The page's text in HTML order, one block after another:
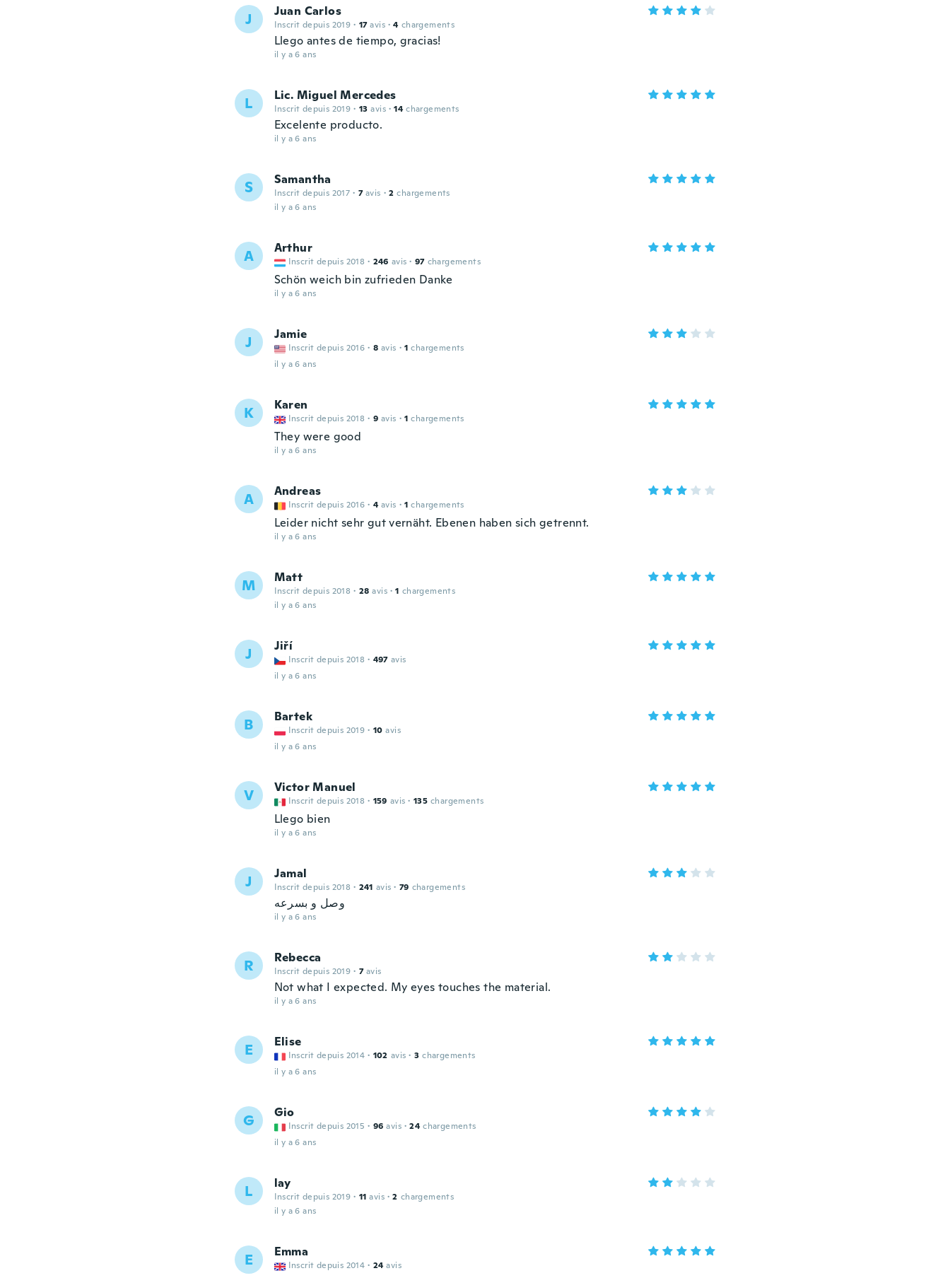
J Juan Carlos
Inscrit depuis 2019 · 17 avis · 4 chargements
Llego antes de tiempo, gracias!
il y a 6 ans
L Lic. Miguel Mercedes
Inscrit depuis 2019 · 13 avis · 14 chargements
Excelente producto.
il y a 6 ans
S Samantha
Inscrit depuis 2017 · 7 avis · 2 chargements
il y a 6 ans
A Arthur
Inscrit depuis 2018 · 246 avis · 97 chargements
Schön weich bin zufrieden Danke
il y a 6 ans
J Jamie
Inscrit depuis 2016 · 8 avis · 1 chargements
il y a 6 ans
K Karen
Inscrit depuis 2018 · 9 avis · 1 chargements
They were good
il y a 6 ans
A Andreas
Inscrit depuis 2016 · 4 avis · 1 chargements
Leider nicht sehr gut vernäht. Ebenen haben sich getrennt.
il y a 6 ans
M Matt
Inscrit depuis 2018 · 28 avis · 1 chargements
il y a 6 ans
J Jiří
Inscrit depuis 2018 · 497 avis
il y a 6 ans
B Bartek
Inscrit depuis 2019 · 10 avis
il y a 6 ans
V Victor Manuel
Inscrit depuis 2018 · 159 avis · 135 chargements
Llego bien
il y a 6 ans
J Jamal
Inscrit depuis 2018 · 241 avis · 79 chargements
وصل و بسرعه
il y a 6 ans
R Rebecca
Inscrit depuis 2019 · 7 avis
Not what I expected. My eyes touches the material.
il y a 6 ans
E Elise
Inscrit depuis 2014 · 102 avis · 3 chargements
il y a 6 ans
G Gio
Inscrit depuis 2015 · 96 avis · 24 chargements
il y a 6 ans
L lay
Inscrit depuis 2019 · 11 avis · 2 chargements
il y a 6 ans
E Emma
Inscrit depuis 2014 · 24 avis